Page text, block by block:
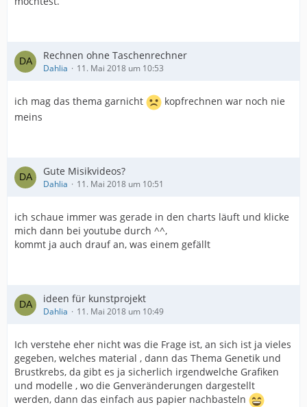
Rechnen ohne Taschenrechner
Dahlia 11. Mai 2018 um 10:53
ich mag das thema garnicht
kopfrechnen war noch nie
meins
Gute Misikvideos?
Dahlia 11. Mai 2018 um 10:51
ich schaue immer was gerade in den charts läuft und klicke
mich dann bei youtube durch ^^,
kommt ja auch drauf an, was einem gefällt
ideen für kunstprojekt
Dahlia 11. Mai 2018 um 10:49
Ich verstehe eher nicht was die Frage ist, an sich ist ja vieles
gegeben, welches material , dann das Thema Genetik und
Brustkrebs, da gibt es ja sicherlich irgendwelche Grafiken
und modelle , wo die Genveränderungen dargestellt
werden, dann das einfach aus papier nachbasteln